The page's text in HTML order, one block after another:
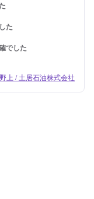
た
でした
上 / 土居石油株式会社